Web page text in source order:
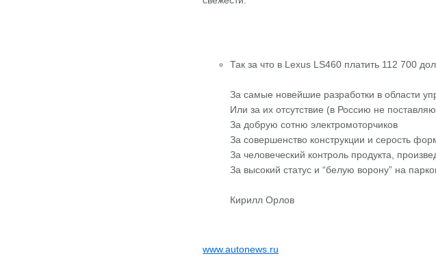
Так за что в Lexus LS460 платить 112 700
За самые новейшие разработки в области
Или за их отсутствие (в Россию не
За добрую сотню электромоторчиков
За совершенство конструкции и серость
За человеческий контроль продукта,
За высокий статус и “белую ворону” на
Кирилл Орлов
www.autonews.ru